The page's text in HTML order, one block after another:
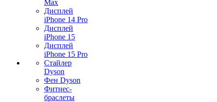
Max
Дисплей
iPhone 14 Pro
Дисплей
iPhone 15
Дисплей
iPhone 15 Pro
Стайлер
Dyson
Фен Dyson
Фитнес-
браслеты